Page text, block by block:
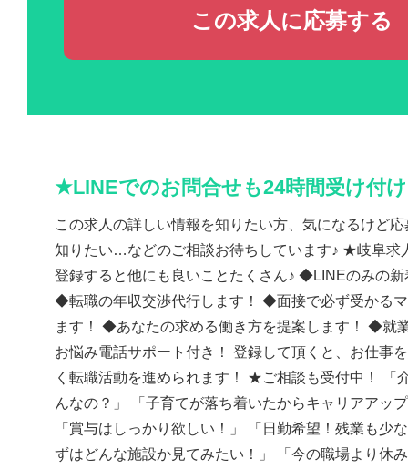
この求人に応募する
★LINEでのお問合せも24時間受け付
この求人の詳しい情報を知りたい方、気になるけど
知りたい…などのご相談お待ちしています♪ ★岐阜求
登録すると他にも良いことたくさん♪ ◆LINEのみの
◆転職の年収交渉代行します！ ◆面接で必ず受かる
ます！ ◆あなたの求める働き方を提案します！ ◆就
お悩み電話サポート付き！ 登録して頂くと、お仕事
く転職活動を進められます！ ★ご相談も受付中！ 「
んなの？」 「子育てが落ち着いたからキャリアアッ
「賞与はしっかり欲しい！」 「日勤希望！残業も少
ずはどんな施設か見てみたい！」 「今の職場より休